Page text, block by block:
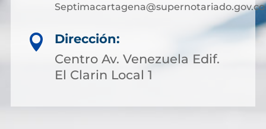
Septimacartagena@supernotariado.gov.co

Dirección:
Centro Av. Venezuela Edif.
El Clarin Local 1